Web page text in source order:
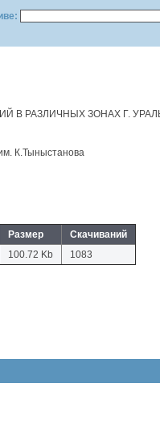
РАЗЛИЧНЫХ ЗОНАХ Г.
К.Тыныстанова
Размер
Скачиваний
100.72 Kb 1083